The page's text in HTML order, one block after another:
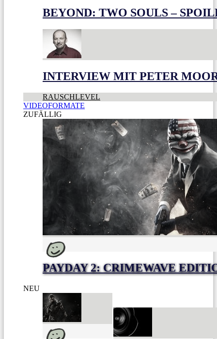
BEYOND: TWO SOULS –
INTERVIEW MIT PETER
RAUSCHLEVEL
VIDEOFORMATE
ZUFÄLLIG
PAYDAY 2: CRIMEWAVE
NEU